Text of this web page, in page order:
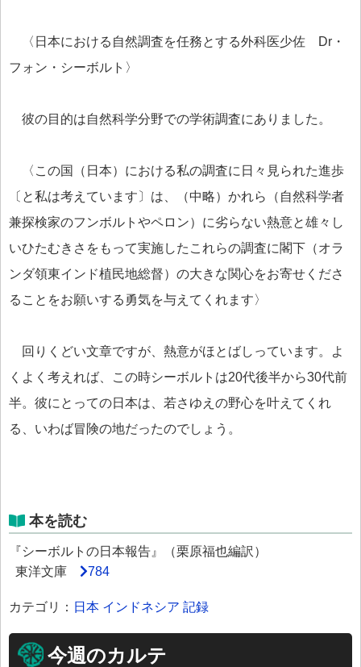
〈日本における自然調査を任務とする外科医少佐 Dr・
フォン・シーボルト〉
彼の目的は自然科学分野での学術調査にありました。
〈この国（日本）における私の調査に日々見られた進歩
〔と私は考えています〕は、（中略）かれら（自然科学者
兼探検家のフンボルトやペロン）に劣らない熱意と雄々し
いひたむきさをもって実施したこれらの調査に閣下（オラ
ンダ領東インド植民地総督）の大きな関心をお寄せくださ
ることをお願いする勇気を与えてくれます〉
回りくどい文章ですが、熱意がほとばしっています。よ
くよく考えれば、この時シーボルトは20代後半から30代前
半。彼にとっての日本は、若さゆえの野心を叶えてくれ
る、いわば冒険の地だったのでしょう。
本を読む
『シーボルトの日本報告』（栗原福也編訳）
東洋文庫
784
カテゴリ： 日本 インドネシア 記録
今週のカルテ